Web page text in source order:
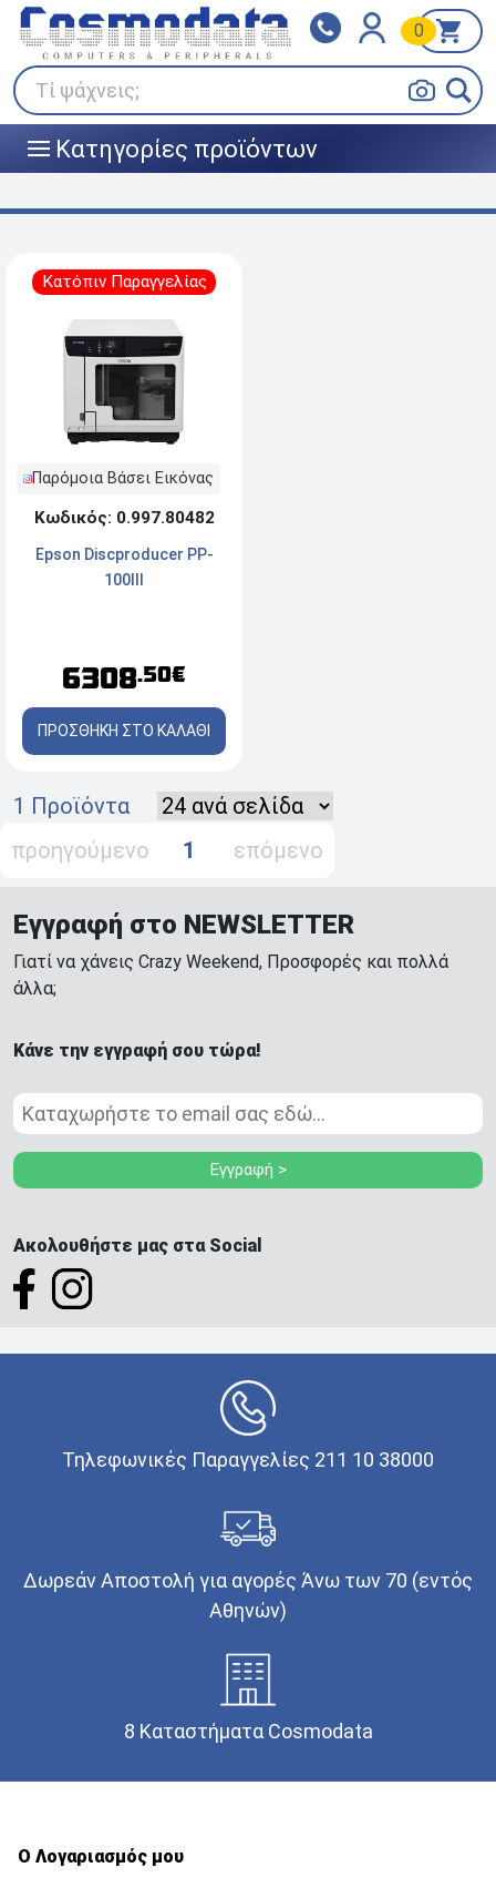
Τί ψάχνεις;
0
||| Κατηγορίες προϊόντων
Klarna
Πληρώστε σε 3
άτοκες δόσεις
BOX NOW
Κατόπιν Παραγγελίας
Παρόμοια Βάσει Εικόνας
Κωδικός: 0.997.80482
Epson Discproducer PP-
100III
6308.50€
ΠΡΟΣΘΗΚΗ ΣΤΟ ΚΑΛΑΘΙ
1 Προϊόντα
προηγούμενο
1 επόμενο
Εγγραφή στο NEWSLETTER
Γιατί να χάνεις Crazy Weekend, Προσφορές και πολλά
άλλα;
Κάνε την εγγραφή σου τώρα!
Εγγραφή >
Ακολουθήστε μας στα Social
Τηλεφωνικές Παραγγελίες 211 10 38000
Δωρεάν Αποστολή για αγορές Άνω των 70 (εντός
Αθηνών)
8 Καταστήματα Cosmodata
Ο Λογαριασμός μου